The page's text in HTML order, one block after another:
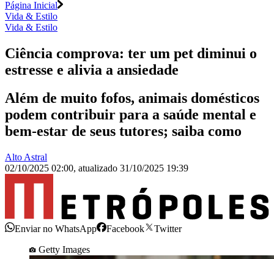
Página Inicial
Vida & Estilo
Vida & Estilo
Ciência comprova: ter um pet diminui o
estresse e alivia a ansiedade
Além de muito fofos, animais domésticos
podem contribuir para a saúde mental e
bem-estar de seus tutores; saiba como
Alto Astral
02/10/2025 02:00, atualizado 31/10/2025 19:39
Enviar no WhatsApp Facebook
Twitter
Getty Images